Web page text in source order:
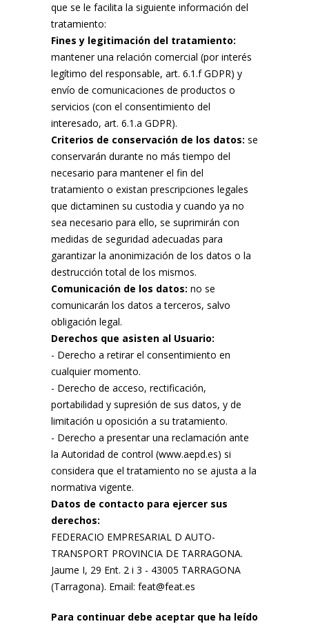
que se le facilita la siguiente información del
tratamiento:
Fines y legitimación del tratamiento:
mantener una relación comercial (por interés
legítimo del responsable, art. 6.1.f GDPR) y
envío de comunicaciones de productos o
servicios (con el consentimiento del
interesado, art. 6.1.a GDPR).
Criterios de conservación de los datos: se
conservarán durante no más tiempo del
necesario para mantener el fin del
tratamiento o existan prescripciones legales
que dictaminen su custodia y cuando ya no
sea necesario para ello, se suprimirán con
medidas de seguridad adecuadas para
garantizar la anonimización de los datos o la
destrucción total de los mismos.
Comunicación de los datos: no se
comunicarán los datos a terceros, salvo
obligación legal.
Derechos que asisten al Usuario:
- Derecho a retirar el consentimiento en
cualquier momento.
- Derecho de acceso, rectificación,
portabilidad y supresión de sus datos, y de
limitación u oposición a su tratamiento.
- Derecho a presentar una reclamación ante
la Autoridad de control (www.aepd.es) si
considera que el tratamiento no se ajusta a la
normativa vigente.
Datos de contacto para ejercer sus
derechos:
FEDERACIO EMPRESARIAL D AUTO-
TRANSPORT PROVINCIA DE TARRAGONA.
Jaume I, 29 Ent. 2 i 3 - 43005 TARRAGONA
(Tarragona). Email: feat@feat.es
Para continuar debe aceptar que ha leído